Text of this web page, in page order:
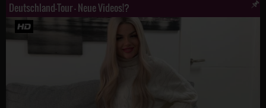
Deutschland-Tour - Neue Videos!?